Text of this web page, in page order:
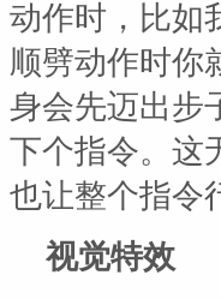
动作时，比如
顺劈动作时你
身会先迈出步
下个指令。这
也让整个指令
视觉特效